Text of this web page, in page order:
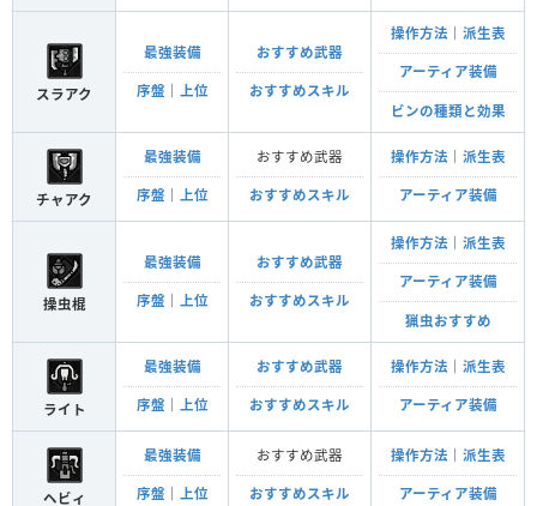
スラアク
最強装備
序盤 上位
おすすめ武器
おすすめスキル
操作方法 派生表
アーティア装備
ビンの種類と効果
チャアク
最強装備
序盤 上位
おすすめ武器
おすすめスキル
操作方法 派生表
アーティア装備
操虫棍
最強装備
序盤 上位
おすすめ武器
おすすめスキル
操作方法 派生表
アーティア装備
猟虫おすすめ
ライト
最強装備
序盤 上位
おすすめ武器
おすすめスキル
操作方法 派生表
アーティア装備
ヘビィ
最強装備
序盤 上位
おすすめ武器
おすすめスキル
操作方法 派生表
アーティア装備